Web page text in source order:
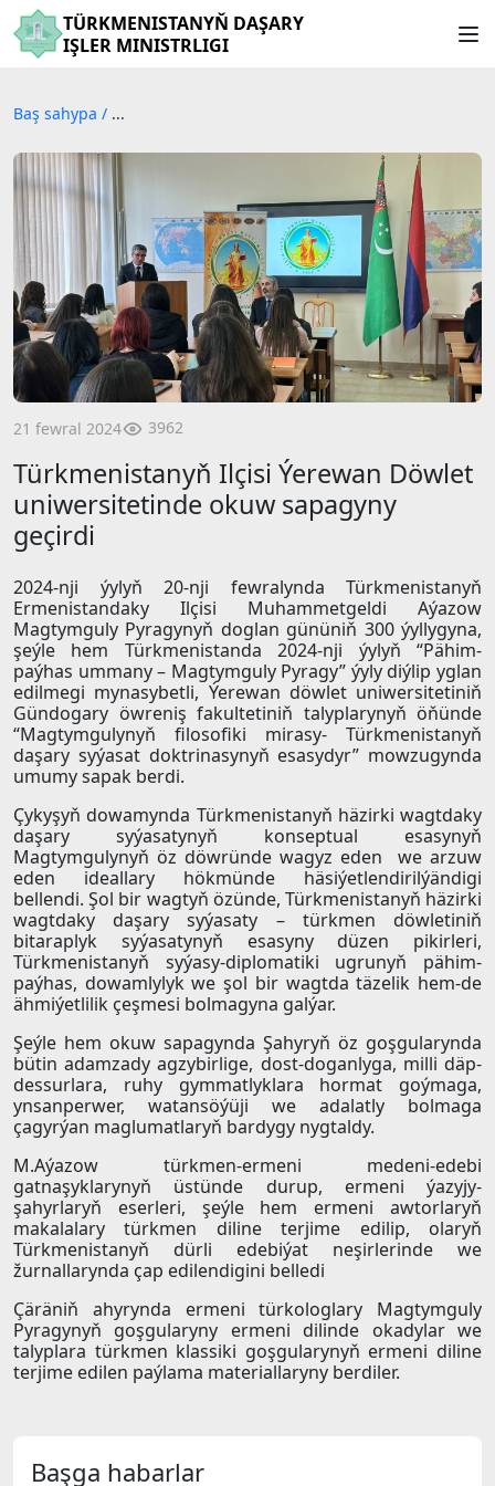
TÜRKMENISTANYŇ DAŞARY
IŞLER MINISTRLIGI
Baş sahypa / ...
21 fewral 2024 3962
Türkmenistanyň Ilçisi Ýerewan Döwlet
uniwersitetinde okuw sapagyny
geçirdi
2024-nji ýylyň 20-nji fewralynda Türkmenistanyň
Ermenistandaky Ilçisi Muhammetgeldi Aýazow
Magtymguly Pyragynyň doglan gününiň 300 ýyllygyna,
şeýle hem Türkmenistanda 2024-nji ýylyň “Pähim-
paýhas ummany – Magtymguly Pyragy” ýyly diýlip yglan
edilmegi mynasybetli, Ýerewan döwlet uniwersitetiniň
Gündogary öwreniş fakultetiniň talyplarynyň öňünde
“Magtymgulynyň filosofiki mirasy- Türkmenistanyň
daşary syýasat doktrinasynyň esasydyr” mowzugynda
umumy sapak berdi.
Çykyşyň dowamynda Türkmenistanyň häzirki wagtdaky
daşary syýasatynyň konseptual esasynyň
Magtymgulynyň öz döwründe wagyz eden we arzuw
eden ideallary hökmünde häsiýetlendirilýändigi
bellendi. Şol bir wagtyň özünde, Türkmenistanyň häzirki
wagtdaky daşary syýasaty – türkmen döwletiniň
bitaraplyk syýasatynyň esasyny düzen pikirleri,
Türkmenistanyň syýasy-diplomatiki ugrunyň pähim-
paýhas, dowamlylyk we şol bir wagtda täzelik hem-de
ähmiýetlilik çeşmesi bolmagyna galýar.
Şeýle hem okuw sapagynda Şahyryň öz goşgularynda
bütin adamzady agzybirlige, dost-doganlyga, milli däp-
dessurlara, ruhy gymmatlyklara hormat goýmaga,
ynsanperwer, watansöýüji we adalatly bolmaga
çagyrýan maglumatlaryň bardygy nygtaldy.
M.Aýazow türkmen-ermeni medeni-edebi
gatnaşyklarynyň üstünde durup, ermeni ýazyjy-
şahyrlaryň eserleri, şeýle hem ermeni awtorlaryň
makalalary türkmen diline terjime edilip, olaryň
Türkmenistanyň dürli edebiýat neşirlerinde we
žurnallarynda çap edilendigini belledi
Çäräniň ahyrynda ermeni türkologlary Magtymguly
Pyragynyň goşgularyny ermeni dilinde okadylar we
talyplara türkmen klassiki goşgularynyň ermeni diline
terjime edilen paýlama materiallaryny berdiler.
Başga habarlar